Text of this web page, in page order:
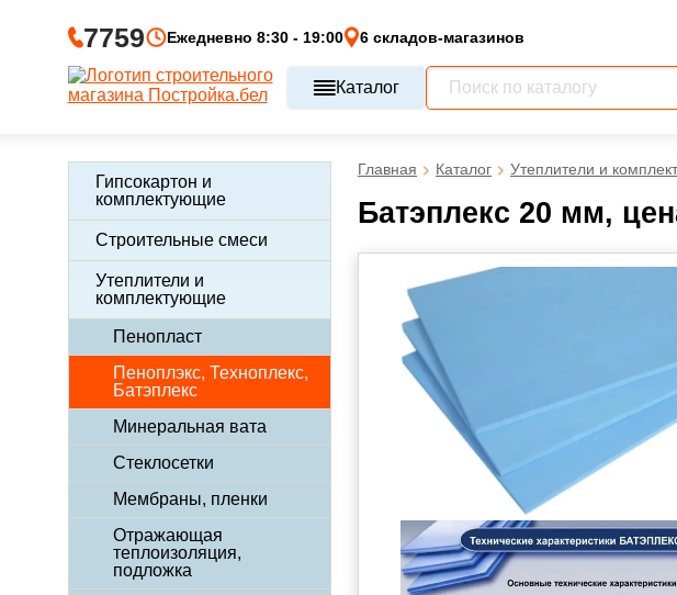
7759 Ежедневно 8:30 - 19:00 6 складов-магазинов
Каталог
Гипсокартон и
комплектующие
Строительные смеси
Утеплители и
комплектующие
Пенопласт
Пеноплэкс, Техноплекс,
Батэплекс
Минеральная вата
Стеклосетки
Мембраны, пленки
Отражающая
теплоизоляция,
подложка
Главная Каталог Утеплители и
Батэплекс 20 мм,